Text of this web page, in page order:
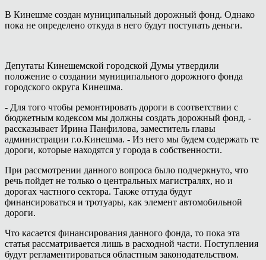
В Кинешме создан муниципальный дорожный фонд. Однако
пока не определено откуда в него будут поступать деньги.
Депутаты Кинешемской городской Думы утвердили
положение о создании муниципального дорожного фонда
городского округа Кинешма.
- Для того чтобы ремонтировать дороги в соответствии с
бюджетным кодексом мы должны создать дорожный фонд, -
рассказывает Ирина Панфилова, заместитель главы
администрации г.о.Кинешма. - Из него мы будем содержать те
дороги, которые находятся у города в собственности.
При рассмотрении данного вопроса было подчеркнуто, что
речь пойдет не только о центральных магистралях, но и
дорогах частного сектора. Также оттуда будут
финансироваться и тротуары, как элемент автомобильной
дороги.
Что касается финансирования данного фонда, то пока эта
статья рассматривается лишь в расходной части. Поступления
будут регламентироваться областным законодательством.